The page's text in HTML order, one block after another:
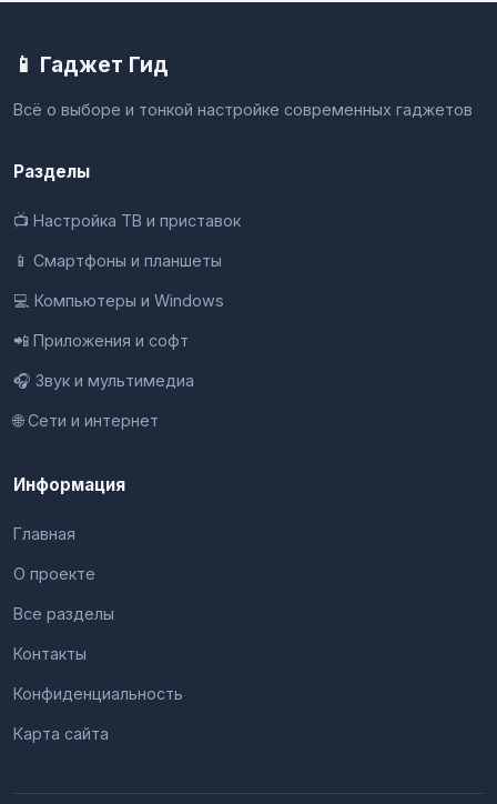
📱 Гаджет Гид
Всё о выборе и тонкой настройке современных гаджетов
Разделы
📺 Настройка ТВ и приставок
📱 Смартфоны и планшеты
💻 Компьютеры и Windows
📲 Приложения и софт
🎧 Звук и мультимедиа
🌐 Сети и интернет
Информация
Главная
О проекте
Все разделы
Контакты
Конфиденциальность
Карта сайта